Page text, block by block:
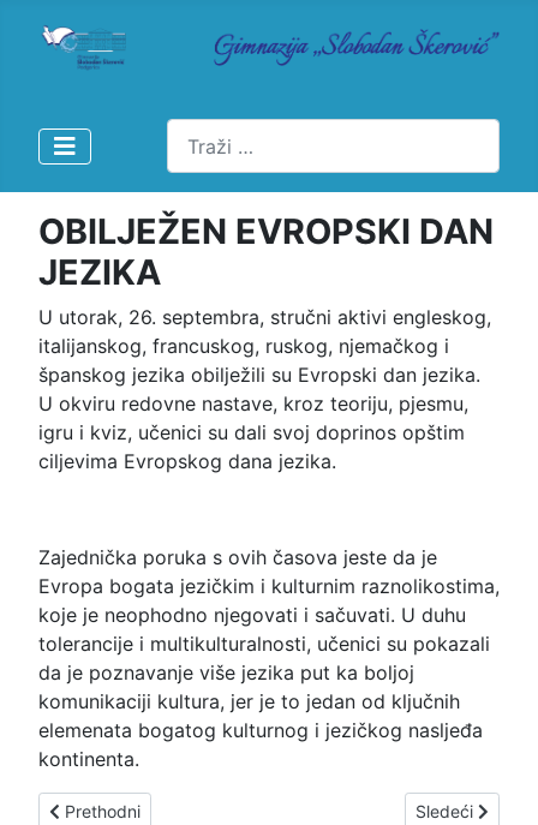
Pretraži
OBILJEŽEN EVROPSKI DAN
JEZIKA
U utorak, 26. septembra, stručni aktivi engleskog,
italijanskog, francuskog, ruskog, njemačkog i
španskog jezika obilježili su Evropski dan jezika.
U okviru redovne nastave, kroz teoriju, pjesmu,
igru i kviz, učenici su dali svoj doprinos opštim
ciljevima Evropskog dana jezika.
Zajednička poruka s ovih časova jeste da je
Evropa bogata jezičkim i kulturnim raznolikostima,
koje je neophodno njegovati i sačuvati. U duhu
tolerancije i multikulturalnosti, učenici su pokazali
da je poznavanje više jezika put ka boljoj
komunikaciji kultura, jer je to jedan od ključnih
elemenata bogatog kulturnog i jezičkog nasljeđa
kontinenta.
Prethodni članak: Učenicima predstavljeni programi
Prethodni Sledeći
Sledeći